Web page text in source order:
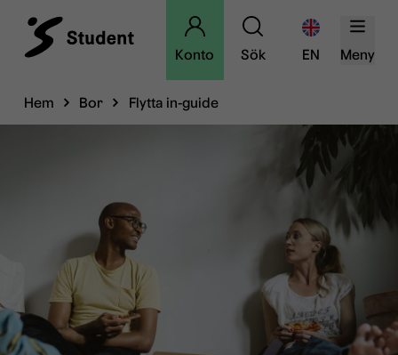
Konto Sök EN Meny
Hem Bor Flytta in-guide